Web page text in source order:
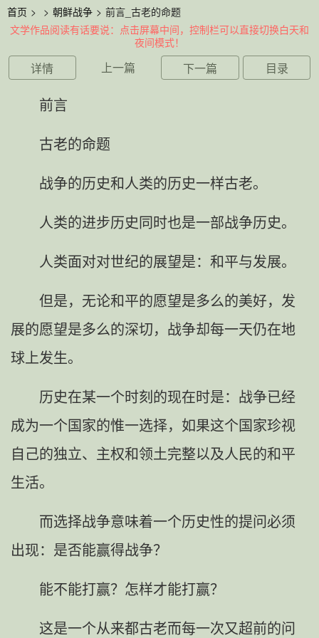
首页 > > 朝鲜战争 > 前言_古老的命题
文学作品阅读有话要说：点击屏幕中间，控制栏可以直接切换白天和
夜间模式！
详情 上一篇 下一篇 目录
前言
古老的命题
战争的历史和人类的历史一样古老。
人类的进步历史同时也是一部战争历史。
人类面对对世纪的展望是：和平与发展。
但是，无论和平的愿望是多么的美好，发
展的愿望是多么的深切，战争却每一天仍在地
球上发生。
历史在某一个时刻的现在时是：战争已经
成为一个国家的惟一选择，如果这个国家珍视
自己的独立、主权和领土完整以及人民的和平
生活。
而选择战争意味着一个历史性的提问必须
出现：是否能赢得战争？
能不能打赢？怎样才能打赢？
这是一个从来都古老而每一次又超前的问